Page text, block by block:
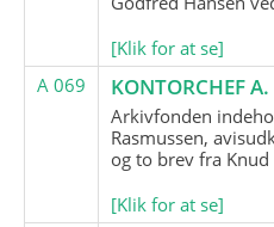
[Klik for at se]
A 069
KONTORCHEF
Arkivfonden
Rasmussen,
og to brev fra
[Klik for at se]